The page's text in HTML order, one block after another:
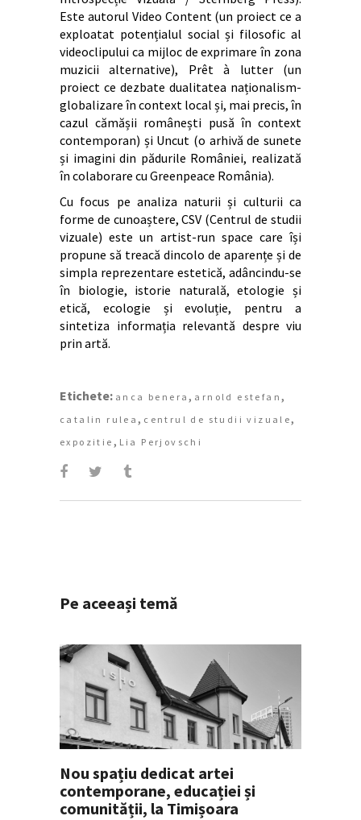
Este autorul Video Content (un proiect ce a
exploatat potențialul social și filosofic al
videoclipului ca mijloc de exprimare în zona
muzicii alternative), Prêt à lutter (un
proiect ce dezbate dualitatea naționalism-
globalizare în context local și, mai precis, în
cazul cămășii românești pusă în context
contemporan) și Uncut (o arhivă de sunete
și imagini din pădurile României, realizată
în colaborare cu Greenpeace România).
Cu focus pe analiza naturii și culturii ca
forme de cunoaștere, CSV (Centrul de studii
vizuale) este un artist-run space care își
propune să treacă dincolo de aparențe și de
simpla reprezentare estetică, adâncindu-se
în biologie, istorie naturală, etologie și
etică, ecologie și evoluție, pentru a
sintetiza informația relevantă despre viu
prin artă.
Etichete: anca benera, arnold estefan,
catalin rulea, centrul de studii vizuale,
expozitie , Lia Perjovschi
Pe aceeași temă
Nou spațiu dedicat artei
contemporane, educației și
comunității, la Timișoara